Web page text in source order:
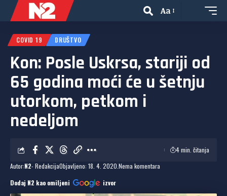
Aa
COVID 19 DRUŠTVO
Kon: Posle Uskrsa, stariji od
65 godina moći će u šetnju
utorkom, petkom i
nedeljom
Autor:N2- RedakcijaObjavljeno: 18. 4. 2020. Nema komentara
4 min. čitanja
Dodaj N2 kao omiljeni izvor